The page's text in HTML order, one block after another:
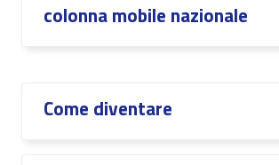
colonna mobile nazionale
Come diventare